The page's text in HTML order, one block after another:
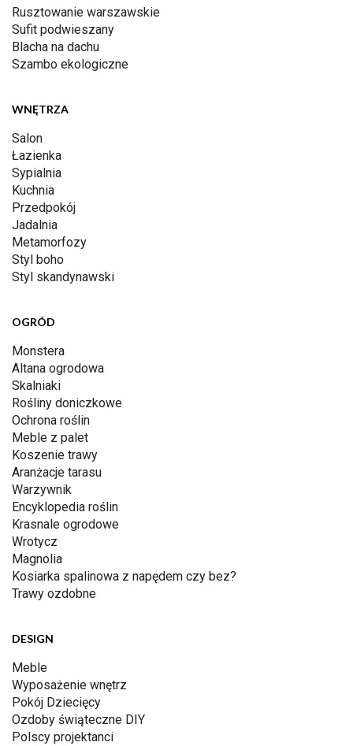
Rusztowanie warszawskie
Sufit podwieszany
Blacha na dachu
Szambo ekologiczne
WNĘTRZA
Salon
Łazienka
Sypialnia
Kuchnia
Przedpokój
Jadalnia
Metamorfozy
Styl boho
Styl skandynawski
OGRÓD
Monstera
Altana ogrodowa
Skalniaki
Rośliny doniczkowe
Ochrona roślin
Meble z palet
Koszenie trawy
Aranżacje tarasu
Warzywnik
Encyklopedia roślin
Krasnale ogrodowe
Wrotycz
Magnolia
Kosiarka spalinowa z napędem czy bez?
Trawy ozdobne
DESIGN
Meble
Wyposażenie wnętrz
Pokój Dziecięcy
Ozdoby świąteczne DIY
Polscy projektanci